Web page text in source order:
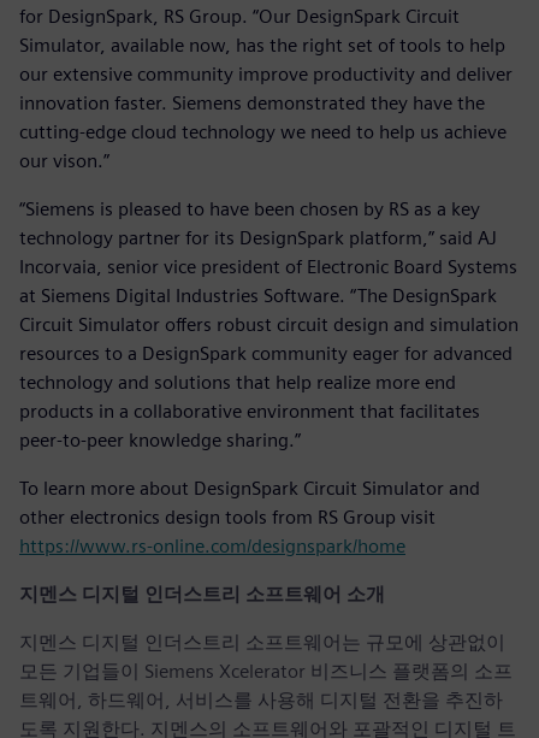
for DesignSpark, RS Group. “Our DesignSpark Circuit
Simulator, available now, has the right set of tools to help
our extensive community improve productivity and deliver
innovation faster. Siemens demonstrated they have the
cutting-edge cloud technology we need to help us achieve
our vison.”
“Siemens is pleased to have been chosen by RS as a key
technology partner for its DesignSpark platform,” said AJ
Incorvaia, senior vice president of Electronic Board Systems
at Siemens Digital Industries Software. “The DesignSpark
Circuit Simulator offers robust circuit design and simulation
resources to a DesignSpark community eager for advanced
technology and solutions that help realize more end
products in a collaborative environment that facilitates
peer-to-peer knowledge sharing.”
To learn more about DesignSpark Circuit Simulator and
other electronics design tools from RS Group visit
https://www.rs-online.com/designspark/home
지멘스 디지털 인더스트리 소프트웨어 소개
지멘스 디지털 인더스트리 소프트웨어는 규모에 상관없이
모든 기업들이 Siemens Xcelerator 비즈니스 플랫폼의 소프
트웨어, 하드웨어, 서비스를 사용해 디지털 전환을 추진하
도록 지원한다. 지멘스의 소프트웨어와 포괄적인 디지털 트